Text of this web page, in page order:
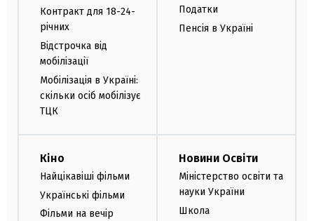
Контракт для 18-24-
річних
Відстрочка від
мобілізації
Мобілізація в Україні:
скільки осіб мобілізує
ТЦК
Податки
Пенсія в Україні
Кіно
Найцікавіші фільми
Українські фільми
Фільми на вечір
Новини Освіти
Міністерство освіти та
науки України
Школа